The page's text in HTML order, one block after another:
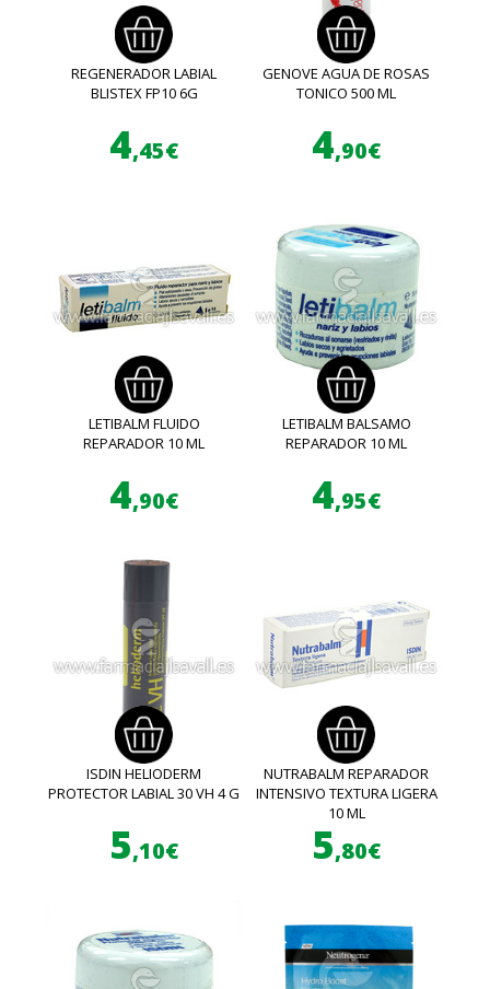
REGENERADOR LABIAL
BLISTEX FP10 6G
4,45€
GENOVE AGUA DE ROSAS
TONICO 500 ML
4,90€
LETIBALM FLUIDO
REPARADOR 10 ML
4,90€
LETIBALM BALSAMO
REPARADOR 10 ML
4,95€
ISDIN HELIODERM
PROTECTOR LABIAL 30 VH 4 G
5,10€
NUTRABALM REPARADOR
INTENSIVO TEXTURA LIGERA
10 ML
5,80€